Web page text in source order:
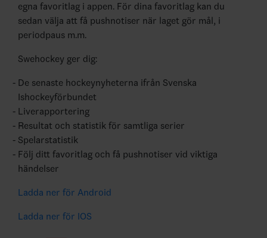
egna favoritlag i appen. För dina favoritlag kan du
sedan välja att få pushnotiser när laget gör mål, i
periodpaus m.m.
Swehockey ger dig:
De senaste hockeynyheterna ifrån Svenska
Ishockeyförbundet
Liverapportering
Resultat och statistik för samtliga serier
Spelarstatistik
Följ ditt favoritlag och få pushnotiser vid viktiga
händelser
Ladda ner för Android
Ladda ner för IOS